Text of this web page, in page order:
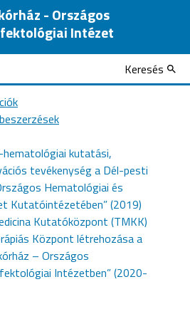
- Országos
Intézet
Keresés
hematológiai kutatási,
tevékenység a Dél-pesti
Hematológiai és
Kutatóintézetében” (2019)
Kutatóközpont (TMKK)
Központ létrehozása a
– Országos
Intézetben” (2020-